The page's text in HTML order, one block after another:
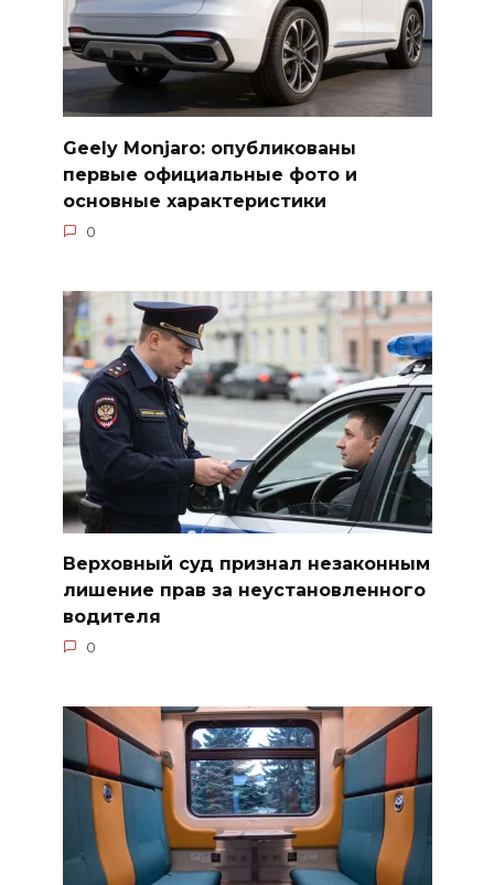
Geely Monjaro: опубликованы
первые официальные фото и
основные характеристики
0
Верховный суд признал незаконным
лишение прав за неустановленного
водителя
0